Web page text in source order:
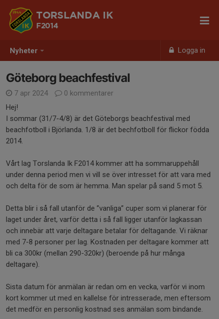
Nyheter Logga in
TORSLANDA IK
F2014
Göteborg beachfestival
7 apr 2024
0 kommentarer
Hej!
I sommar (31/7-4/8) är det Göteborgs beachfestival med
beachfotboll i Björlanda. 1/8 är det bechfotboll för flickor födda
2014.
Vårt lag Torslanda Ik F2014 kommer att ha sommaruppehåll
under denna period men vi vill se över intresset för att vara med
och delta för de som är hemma. Man spelar på sand 5 mot 5.
Detta blir i så fall utanför de ”vanliga” cuper som vi planerar för
laget under året, varför detta i så fall ligger utanför lagkassan
och innebär att varje deltagare betalar för deltagande. Vi räknar
med 7-8 personer per lag. Kostnaden per deltagare kommer att
bli ca 300kr (mellan 290-320kr) (beroende på hur många
deltagare).
Sista datum för anmälan är redan om en vecka, varför vi inom
kort kommer ut med en kallelse för intresserade, men eftersom
det medför en personlig kostnad ses anmälan som bindande.